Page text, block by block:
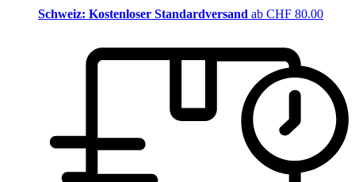
Schweiz: Kostenloser Standardversand ab CHF 80.00